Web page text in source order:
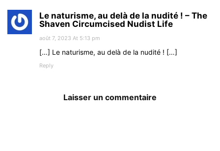
Le naturisme, au delà de la nudité ! – The
Shaven Circumcised Nudist Life
août 7, 2023 At 5:13 pm
[…] Le naturisme, au delà de la nudité ! […]
Reply
Laisser un commentaire